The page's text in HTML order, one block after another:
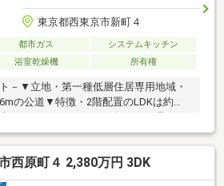
東京都西東京市新町４
都市ガス
システムキッチン
浴室乾燥機 所有権
－▼立地・第一種低層住居専用地域・
の公道▼特徴・2階配置のLDKは約
接・約2.3帖のロフト有・全居室に収納
室乾燥機・トイレ2か所・太陽光設備▼
関前店 徒歩8分(約570m)※土地面積のう
び車両を出入庫するための相互利用協
西原町４ 2,380万円 3DK